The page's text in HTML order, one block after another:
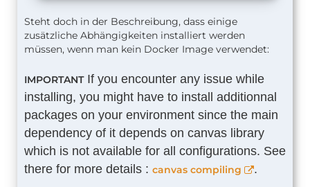
Steht doch in der Beschreibung, dass einige
zusätzliche Abhängigkeiten installiert werden
müssen, wenn man kein Docker Image verwendet:
IMPORTANTIf you encounter any issue while
installing, you might have to install additionnal
packages on your environment since the main
dependency of it depends on canvas library
which is not available for all configurations. See
there for more details : canvas compiling .